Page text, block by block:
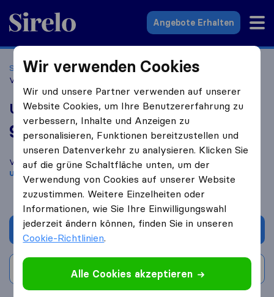
Sirelo.at
Angebote Erhalten
Startseite Umzugsfirmen Umzugsfirmen Göfis
Vorarlberg
Umzug Vorarlberg
9,6 basierend auf 59
Sirelo und Google Bewertungen
i
Vergleichen Sie Umzug Vorarlberg mit anderenUmzugs​
unternehmen
Angebot anfordern
Bewertung schreiben
Wir verwenden Cookies
Wir und unsere Partner verwenden auf unserer
Website Cookies, um Ihre Benutzererfahrung zu
verbessern, Inhalte und Anzeigen zu
personalisieren, Funktionen bereitzustellen und
unseren Datenverkehr zu analysieren. Klicken Sie
auf die grüne Schaltfläche unten, um der
Verwendung von Cookies auf unserer Website
zuzustimmen. Weitere Einzelheiten oder
Informationen, wie Sie Ihre Einwilligungswahl
jederzeit ändern können, finden Sie in unseren
Cookie-Richtlinien.
Alle Cookies akzeptieren